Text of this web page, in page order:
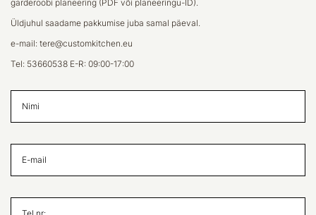
garderoobi planeering (PDF või planeeringu-ID).
Üldjuhul saadame pakkumise juba samal päeval.
e-mail: tere@customkitchen.eu
Tel: 53660538 E-R: 09:00-17:00